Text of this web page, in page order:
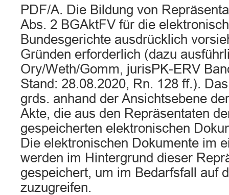
PDF/A. Die Bildung von
Abs. 2 BGAktFV für die
Bundesgerichte ausdrücklich
Gründen erforderlich (dazu
Ory/Weth/Gomm, jurisPK-ERV
Stand: 28.08.2020, Rn. 128 ff.).
grds. anhand der Ansichtsebene
Akte, die aus den Repräsentaten
gespeicherten elektronischen
Die elektronischen Dokumente im
werden im Hintergrund dieser
gespeichert, um im Bedarfsfall auf
zuzugreifen.